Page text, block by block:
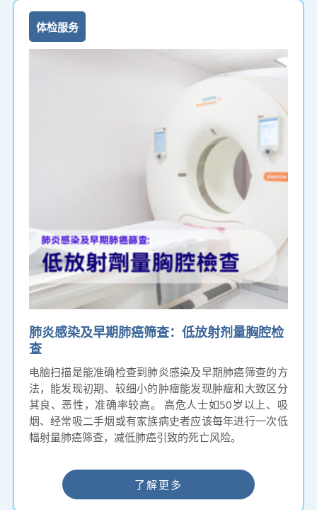
肺炎感染及早期肺癌筛查：低放射剂量胸腔检
查
电脑扫描是能准确检查到肺炎感染及早期肺癌筛查的方
法，能发现初期、较细小的肿瘤能发现肿瘤和大致区分
其良、恶性，准确率较高。 高危人士如50岁以上、吸
烟、经常吸二手烟或有家族病史者应该每年进行一次低
幅射量肺癌筛查，减低肺癌引致的死亡风险。
体检服务
了解更多